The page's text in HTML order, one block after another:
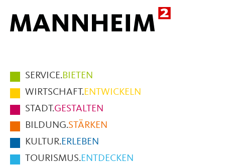
Hauptmenüpunkte
im
Fußbereich
der
Seite
SERVICE.BIETEN
WIRTSCHAFT.ENTWICKELN
STADT.GESTALTEN
BILDUNG.STÄRKEN
KULTUR.ERLEBEN
TOURISMUS.ENTDECKEN